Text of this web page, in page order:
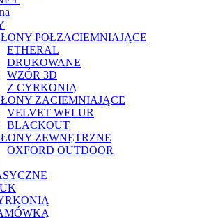
POŁZACIEMNIAJĄCE
ETHERAL
DRUKOWANE
WZÓR 3D
Z CYRKONIĄ
ZACIEMNIAJĄCE
VELVET WELUR
BLACKOUT
ZEWNĘTRZNE
OXFORD OUTDOOR